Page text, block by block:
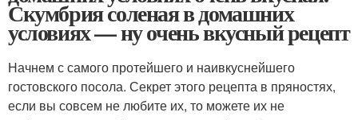
Скумбрия соленая в домашних
условиях — ну очень вкусный рецепт
Начнем с самого протейшего и наивкуснейшего
гостовского посола. Секрет этого рецепта в пряностях,
если вы совсем не любите их, то можете их не